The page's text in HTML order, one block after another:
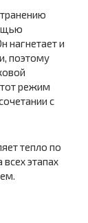
нагнетает и
поэтому
режим
с
тепло по
этапах